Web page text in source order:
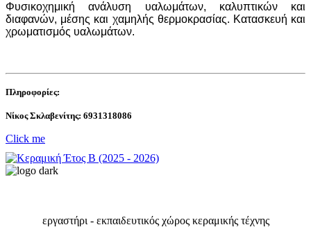
Φυσικοχημική ανάλυση υαλωμάτων, καλυπτικών και
διαφανών, μέσης και χαμηλής θερμοκρασίας. Κατασκευή και
χρωματισμός υαλωμάτων.
Πληροφορίες:
Νίκος Σκλαβενίτης: 6931318086
Click me
εργαστήρι - εκπαιδευτικός χώρος κεραμικής τέχνης